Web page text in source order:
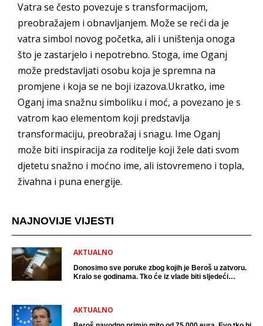
Vatra se često povezuje s transformacijom,
preobražajem i obnavljanjem. Može se reći da je
vatra simbol novog početka, ali i uništenja onoga
što je zastarjelo i nepotrebno. Stoga, ime Oganj
može predstavljati osobu koja je spremna na
promjene i koja se ne boji izazova.Ukratko, ime
Oganj ima snažnu simboliku i moć, a povezano je s
vatrom kao elementom koji predstavlja
transformaciju, preobražaj i snagu. Ime Oganj
može biti inspiracija za roditelje koji žele dati svom
djetetu snažno i moćno ime, ali istovremeno i topla,
živahna i puna energije.
NAJNOVIJE VIJESTI
AKTUALNO
Donosimo sve poruke zbog kojih je Beroš u zatvoru.
Kralo se godinama. Tko će iz vlade biti sljedeći
AKTUALNO